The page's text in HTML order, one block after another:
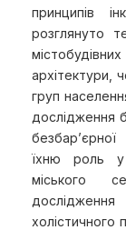
принципів
розглянуто
архітектури,
груп
дослідження
їхню роль у
міського
холістичного